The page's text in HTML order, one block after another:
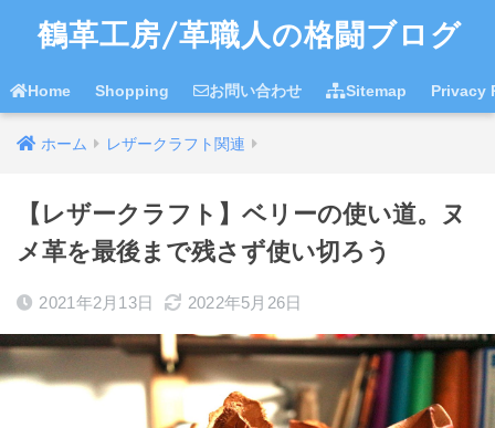
鶴革工房/革職人の格闘ブログ
Home Shopping お問い合わせ Sitemap Privacy
ホーム レザークラフト関連
【レザークラフト】ベリーの使い道。ヌ
メ革を最後まで残さず使い切ろう
2021年2月13日 2022年5月26日